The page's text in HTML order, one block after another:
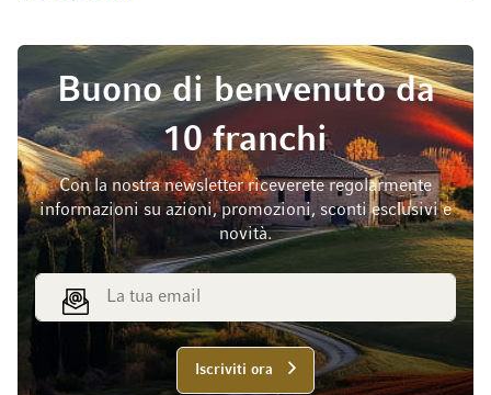
Buono di benvenuto da
10 franchi
Con la nostra newsletter riceverete regolarmente
informazioni su azioni, promozioni, sconti esclusivi e
novità.
Indirizzo email
Iscriviti ora